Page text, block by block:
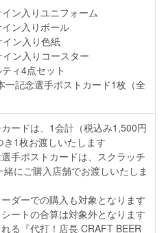
ン入りユニフォーム
ン入りボール
ン入り色紙
ン入りコースター
ィ4点セット
一記念選手ポストカード1枚（全
ードは、1会計（税込み1,500円
き1枚お渡しいたします
手ポストカードは、スクラッチ
緒にご購入店舗でお渡しいたしま
ダーでの購入も対象となります
ートの合算は対象外となります
る『代打！店長 CRAFT BEER